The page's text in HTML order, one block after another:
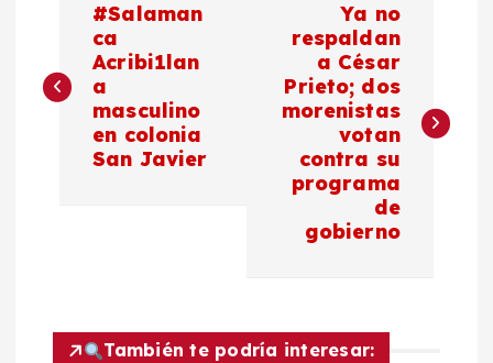
v
c
#Salaman
ca
Acribi1lan
a
masculino
en colonia
San Javier
Ya no
respaldan
a César
Prieto; dos
morenistas
votan
contra su
programa
de
gobierno
También te podría interesar: